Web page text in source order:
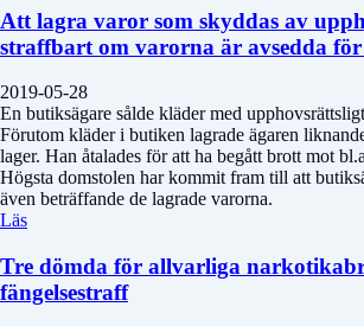
Att lagra varor som skyddas av
straffbart om varorna är avsedda
2019-05-28
En butiksägare sålde kläder med
Förutom kläder i butiken lagrade ägaren
lager. Han åtalades för att ha begått brott mot
Högsta domstolen har kommit fram till att
även beträffande de lagrade varorna.
Läs
Tre dömda för allvarliga
fängelsestraff